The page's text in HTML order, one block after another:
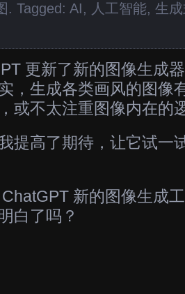
. Tagged: AI, 人工智能, 生
更新了新的图像生成
，生成各类画风的图像
或不太注重图像内在的
高了期待，让它试一
新的图像生成
白了吗？